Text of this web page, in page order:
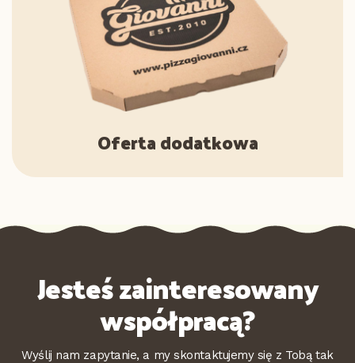
Oferta dodatkowa
Jesteś zainteresowany
współpracą?
Wyślij nam zapytanie, a my skontaktujemy się z Tobą tak